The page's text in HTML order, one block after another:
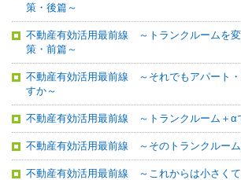
策・後篇～
不動産有効活用最前線 ～トランクルームを
策・前篇～
不動産有効活用最前線 ～それでもアパート
すか～
不動産有効活用最前線 ～トランクルーム＋α
不動産有効活用最前線 ～そのトランクルー
不動産有効活用最前線 ～これからは小さく